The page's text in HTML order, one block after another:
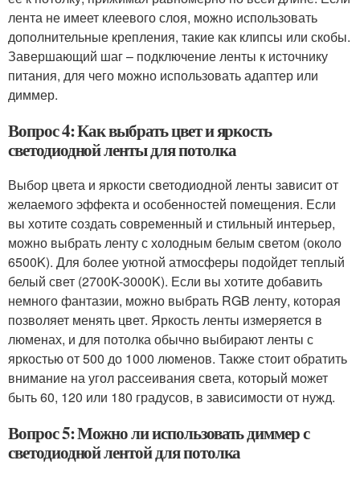
лента не имеет клеевого слоя, можно использовать
дополнительные крепления, такие как клипсы или скобы.
Завершающий шаг – подключение ленты к источнику
питания, для чего можно использовать адаптер или
диммер.
Вопрос 4: Как выбрать цвет и яркость
светодиодной ленты для потолка
Выбор цвета и яркости светодиодной ленты зависит от
желаемого эффекта и особенностей помещения. Если
вы хотите создать современный и стильный интерьер,
можно выбрать ленту с холодным белым светом (около
6500K). Для более уютной атмосферы подойдет теплый
белый свет (2700K-3000K). Если вы хотите добавить
немного фантазии, можно выбрать RGB ленту, которая
позволяет менять цвет. Яркость ленты измеряется в
люменах, и для потолка обычно выбирают ленты с
яркостью от 500 до 1000 люменов. Также стоит обратить
внимание на угол рассеивания света, который может
быть 60, 120 или 180 градусов, в зависимости от нужд.
Вопрос 5: Можно ли использовать диммер с
светодиодной лентой для потолка